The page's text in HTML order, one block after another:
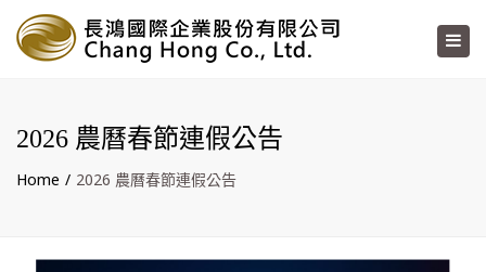
2026 農曆春節連假公告
Home 2026 農曆春節連假公告